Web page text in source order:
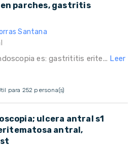
parches, gastritis
Santana
es: gastrititis erite... Leer
para 252 persona(s)
ulcera antral s1
antral,